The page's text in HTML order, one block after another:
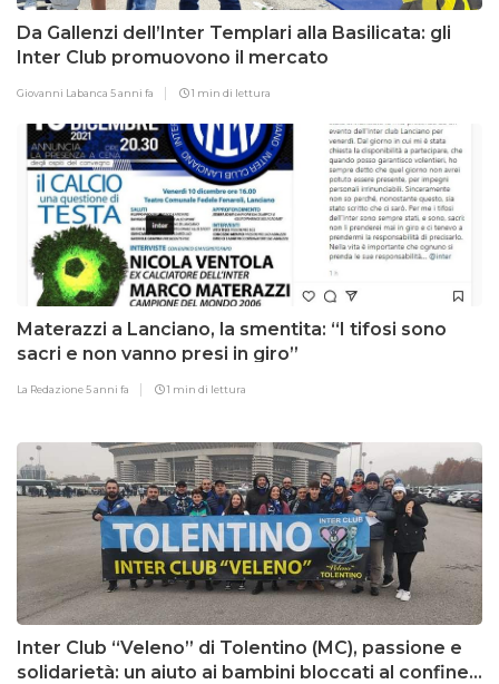
Da Gallenzi dell’Inter Templari alla Basilicata: gli
Inter Club promuovono il mercato
Giovanni Labanca 5 anni fa 1 min di lettura
Materazzi a Lanciano, la smentita: “I tifosi sono
sacri e non vanno presi in giro”
La Redazione5 anni fa 1 min di lettura
Inter Club “Veleno” di Tolentino (MC), passione e
solidarietà: un aiuto ai bambini bloccati al confine